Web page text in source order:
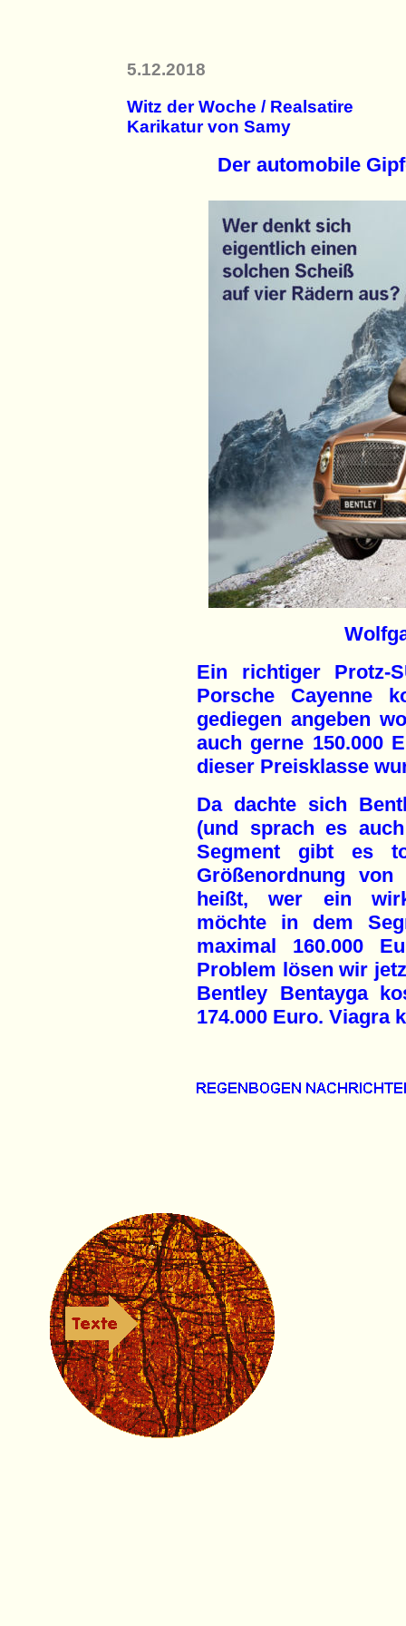
5.12.2018
Witz der Woche / Realsatire
Karikatur von Samy
Der automobile
Ein richtiger Protz-
Porsche Cayenne
gediegen angeben
auch gerne 150.000
dieser Preisklasse
Da dachte sich
(und sprach es
Segment gibt es
Größenordnung
heißt, wer ein
möchte in dem
maximal 160.000
Problem lösen wir
Bentley Bentayga
174.000 Euro. Viagra